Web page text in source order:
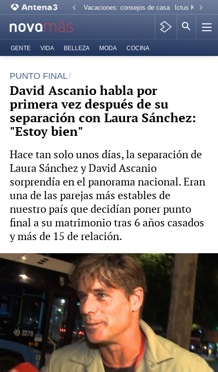
Vacaciones: consejos de casa Ictus Kiko
GENTE VIDA BELLEZA MODA COCINA
PUNTO FINAL
David Ascanio habla por
primera vez después de su
separación con Laura Sánchez:
"Estoy bien"
Hace tan solo unos días, la separación de
Laura Sánchez y David Ascanio
sorprendía en el panorama nacional. Eran
una de las parejas más estables de
nuestro país que decidían poner punto
final a su matrimonio tras 6 años casados
y más de 15 de relación.
Foto: Europa Press / Vídeo: Europa Press
Aitor Ocio recibe un emotivo mensaje de
su hija Naia, fruto de su relación con Laura
Sánchez: "Felicidades al mejor, te quiero"